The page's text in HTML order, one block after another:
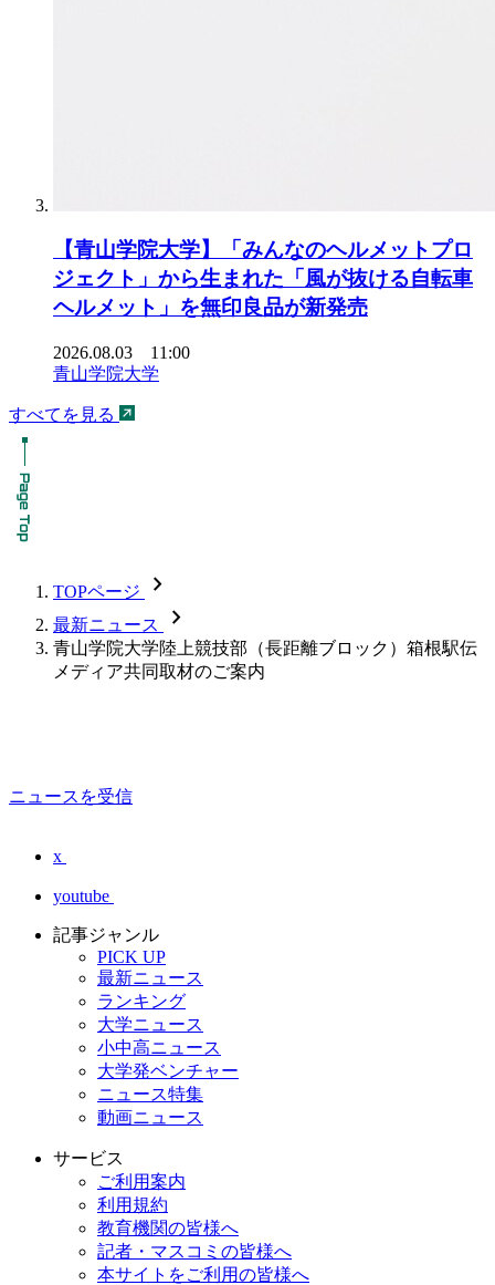
【青山学院大学】「みんなのヘルメットプロ
ジェクト」から生まれた「風が抜ける自転車
ヘルメット」を無印良品が新発売
2026.08.03 11:00
青山学院大学
すべてを見る
TOPページ chevron_forward
最新ニュース chevron_forward
青山学院大学陸上競技部（長距離ブロック）箱根駅伝
メディア共同取材のご案内
ニュースを受信
x
youtube
記事ジャンル
PICK UP
最新ニュース
ランキング
大学ニュース
小中高ニュース
大学発ベンチャー
ニュース特集
動画ニュース
サービス
ご利用案内
利用規約
教育機関の皆様へ
記者・マスコミの皆様へ
本サイトをご利用の皆様へ